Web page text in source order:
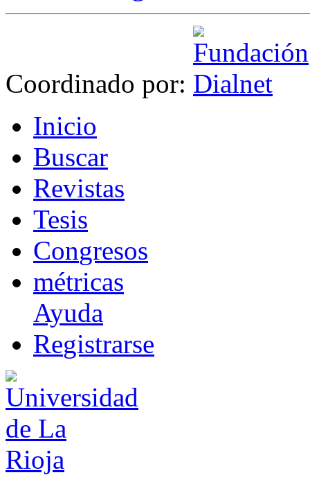
Coordinado por:
Inicio
Buscar
Revistas
Tesis
Congresos
métricas
Ayuda
Registrarse